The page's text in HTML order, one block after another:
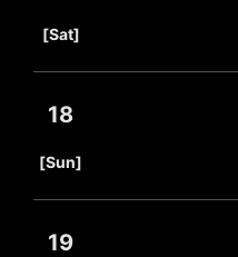
[Sat]
18
[Sun]
19